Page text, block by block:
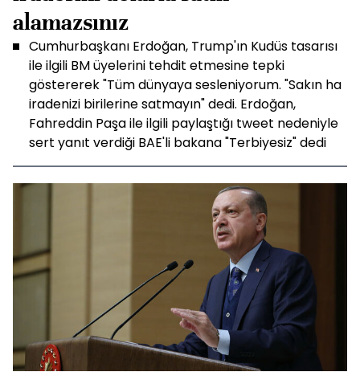
alamazsınız
Cumhurbaşkanı Erdoğan, Trump'ın Kudüs tasarısı
ile ilgili BM üyelerini tehdit etmesine tepki
göstererek "Tüm dünyaya sesleniyorum. "Sakın ha
iradenizi birilerine satmayın" dedi. Erdoğan,
Fahreddin Paşa ile ilgili paylaştığı tweet nedeniyle
sert yanıt verdiği BAE'li bakana "Terbiyesiz" dedi